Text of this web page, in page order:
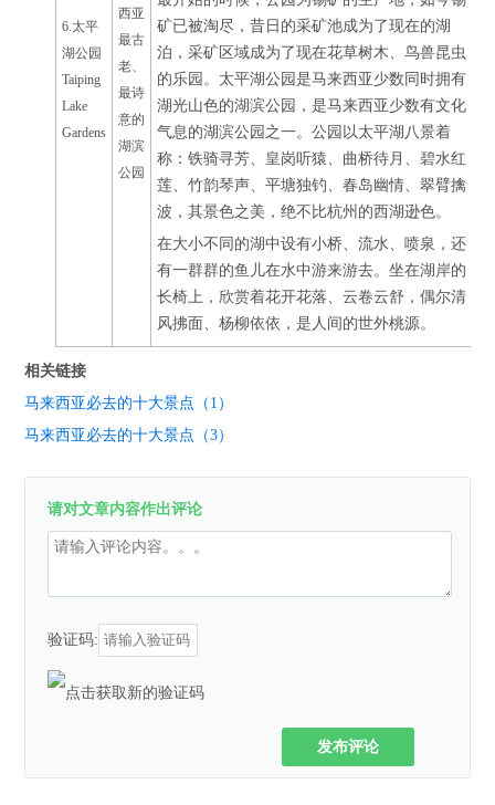
6.太平
湖公园
Taiping
Lake
Gardens
西亚
最古
老、
最诗
意的
湖滨
公园
矿已被淘尽，昔日的采矿池成为了现在的湖
泊，采矿区域成为了现在花草树木、鸟兽昆虫
的乐园。太平湖公园是马来西亚少数同时拥有
湖光山色的湖滨公园，是马来西亚少数有文化
气息的湖滨公园之一。公园以太平湖八景着
称：铁骑寻芳、皇岗听猿、曲桥待月、碧水红
莲、竹韵琴声、平塘独钓、春岛幽情、翠臂擒
波，其景色之美，绝不比杭州的西湖逊色。
在大小不同的湖中设有小桥、流水、喷泉，还
有一群群的鱼儿在水中游来游去。坐在湖岸的
长椅上，欣赏着花开花落、云卷云舒，偶尔清
风拂面、杨柳依依，是人间的世外桃源。
相关链接
马来西亚必去的十大景点（1）
马来西亚必去的十大景点（3）
请对文章内容作出评论
验证码:
发布评论